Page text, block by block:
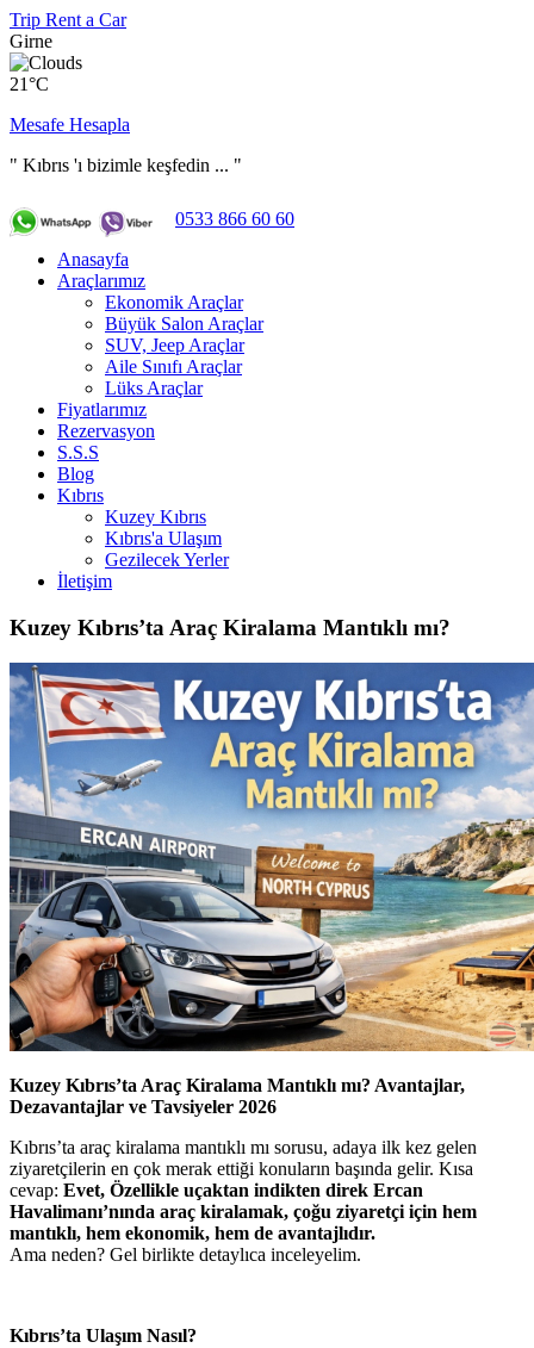
Trip Rent a Car
Girne
21°C
Mesafe Hesapla
" Kıbrıs 'ı bizimle keşfedin ... "
0533 866 60 60
Anasayfa
Araçlarımız
Ekonomik Araçlar
Büyük Salon Araçlar
SUV, Jeep Araçlar
Aile Sınıfı Araçlar
Lüks Araçlar
Fiyatlarımız
Rezervasyon
S.S.S
Blog
Kıbrıs
Kuzey Kıbrıs
Kıbrıs'a Ulaşım
Gezilecek Yerler
İletişim
Kuzey Kıbrıs’ta Araç Kiralama Mantıklı mı?
Kuzey Kıbrıs’ta Araç Kiralama Mantıklı mı? Avantajlar,
Dezavantajlar ve Tavsiyeler 2026
Kıbrıs’ta araç kiralama mantıklı mı sorusu, adaya ilk kez gelen
ziyaretçilerin en çok merak ettiği konuların başında gelir. Kısa
cevap: Evet, Özellikle uçaktan indikten direk Ercan
Havalimanı’nında araç kiralamak, çoğu ziyaretçi için hem
mantıklı, hem ekonomik, hem de avantajlıdır.
Ama neden? Gel birlikte detaylıca inceleyelim.
Kıbrıs’ta Ulaşım Nasıl?